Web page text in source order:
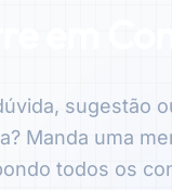
sugestão
Manda uma
todos os